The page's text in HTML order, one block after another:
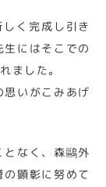
く完成し引き
にはそこでの
ました。
いがこみあげ
なく、森鷗外
顕彰に努めて